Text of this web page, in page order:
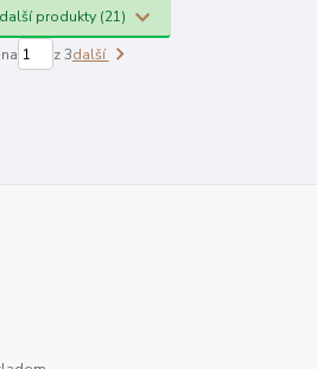
produkty (21)
z 3další